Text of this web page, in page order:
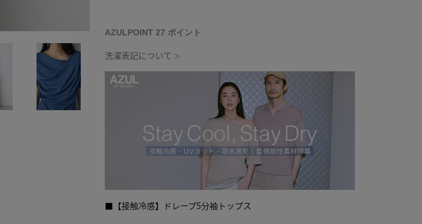
AZULPOINT 27 ポイント
洗濯表記について ＞
■【接触冷感】ドレープ5分袖トップス